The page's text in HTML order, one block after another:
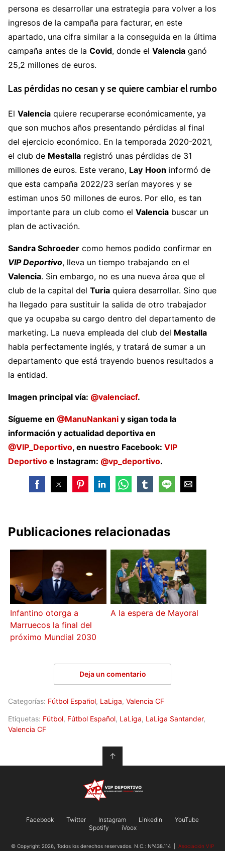
persona es desarrollar una estrategia para volver a los
ingresos de la campaña para facturar, en este
apartado, una cifra similar a la conseguida en la última
campaña antes de la Covid, donde el Valencia ganó
25,2 millones de euros.
Las pérdidas no cesan y se quiere cambiar el rumbo
El Valencia quiere recuperarse económicamente, ya
que son muchos años presentando pérdidas al final
del ejercicio económico. En la temporada 2020-2021,
el club de Mestalla registró unas pérdidas de 31
millones de euros. Este verano, Lay Hoon informó de
que esta campaña 2022/23 serían mayores y se
estiman unos 50 millones de euros. Por ello, es tan
importante para un club como el Valencia buscar un
plan de activación.
Sandra Schroeder como hemos podido confirmar en
VIP Deportivo, lleva un tiempo trabajando en el
Valencia. Sin embargo, no es una nueva área que el
club de la capital del Turia quiera desarrollar. Sino que
ha llegado para sustituir la salida de otro trabajador
que ya ocupaba su cargo dentro del departamento de
marketing. La nueva empleada del club del Mestalla
habla perfectamente inglés, y tratará de sumar a un
departamento que está trayendo buenos resultados a
la entidad.
Imagen principal vía: @valenciacf.
Sígueme en @ManuNankani y sigan toda la
información y actualidad deportiva en
@VIP_Deportivo, en nuestro Facebook: VIP
Deportivo e Instagram: @vp_deportivo.
Publicaciones relacionadas
Infantino otorga a
Marruecos la final del
próximo Mundial 2030
A la espera de Mayoral
Deja un comentario
Categorías: Fútbol Español, LaLiga, Valencia CF
Etiquetas: Fútbol, Fútbol Español, LaLiga, LaLiga Santander,
Valencia CF
↑
Facebook Twitter Instagram LinkedIn
YouTube
Spotify
iVoox
© Copyright 2026, Todos los derechos reservados. N.C.: Nº438.114 | Asociación VIP